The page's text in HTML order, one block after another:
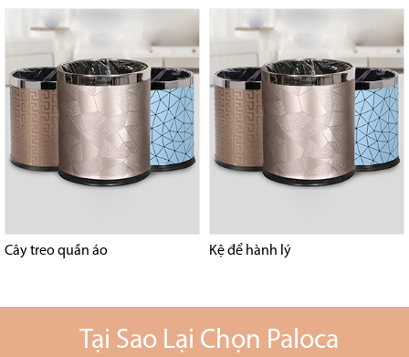
Cây treo quần áo Kệ để hành lý
Tại Sao Lại Chọn Paloca